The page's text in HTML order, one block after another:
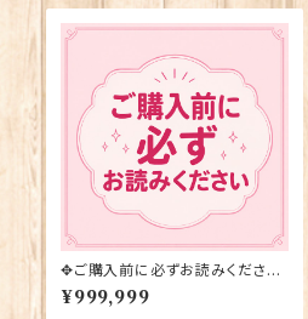
✥ご購入前に必ずお読みください
✥
¥999,999